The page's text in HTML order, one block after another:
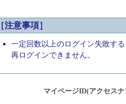
［注意事項］
一定回数以上のログイン失敗す
再ログインできません。
マイページID(アクセスナ